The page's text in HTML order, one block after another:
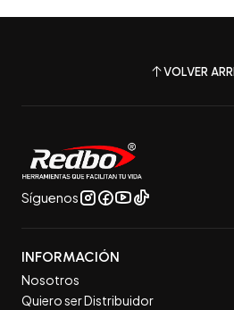
VOLVER
Síguenos
INFORMACIÓN
Nosotros
Quiero ser Distribuidor